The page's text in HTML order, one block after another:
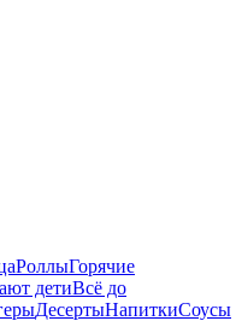
РоллыГорячие
детиВсё до
ДесертыНапиткиСоусы